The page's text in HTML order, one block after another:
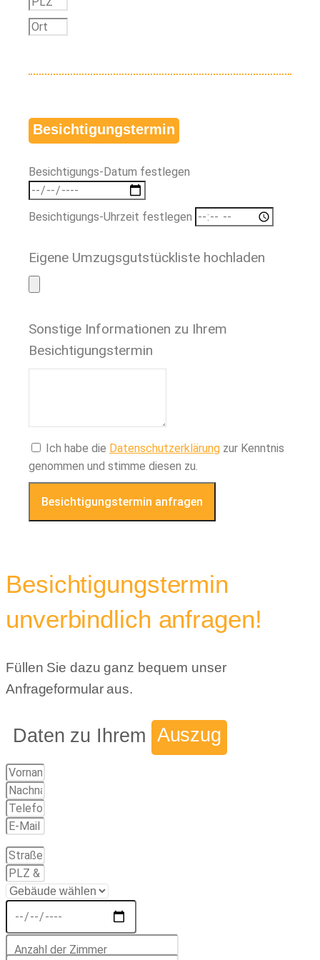
Besichtigungstermin
Besichtigungs-Datum festlegen
Besichtigungs-Uhrzeit festlegen
Eigene Umzugsgutstückliste hochladen
Sonstige Informationen zu Ihrem
Besichtigungstermin
Ich habe die Datenschutzerklärung zur Kenntnis
genommen und stimme diesen zu.
Besichtigungstermin anfragen
Besichtigungstermin
unverbindlich anfragen!
Füllen Sie dazu ganz bequem unser
Anfrageformular aus.
Daten zu Ihrem Auszug